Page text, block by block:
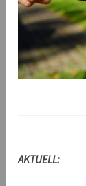
AKTUELL: